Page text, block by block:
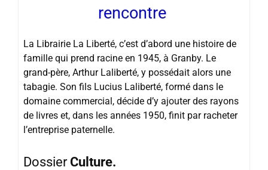
rencontre
La Librairie La Liberté, c’est d’abord une histoire de
famille qui prend racine en 1945, à Granby. Le
grand-père, Arthur Laliberté, y possédait alors une
tabagie. Son fils Lucius Laliberté, formé dans le
domaine commercial, décide d’y ajouter des rayons
de livres et, dans les années 1950, finit par racheter
l’entreprise paternelle.
Dossier Culture.